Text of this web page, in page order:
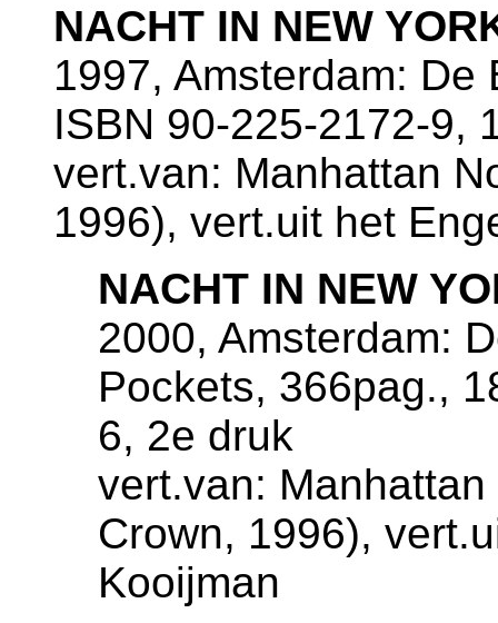
NACHT IN NEW
1997, Amsterdam:
ISBN 90-225-2172-9,
vert.van: Manhattan
1996), vert.uit het
NACHT IN NEW
2000, Amsterdam:
Pockets, 366pag.,
6, 2e druk
vert.van:
Crown, 1996),
Kooijman